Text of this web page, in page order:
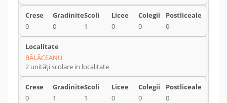
0 0 1 0 0 0
BĂLĂCEANU
2 unități scolare in localitate
0 1 1 0 0 0